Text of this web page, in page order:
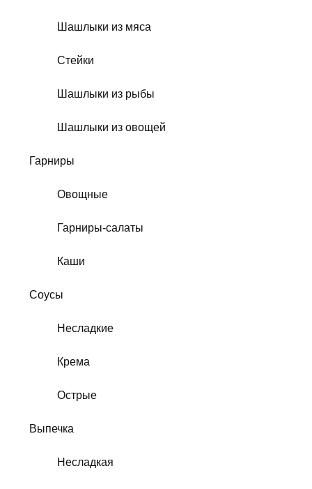
Шашлыки из мяса
Стейки
Шашлыки из рыбы
Шашлыки из овощей
Гарниры
Овощные
Гарниры-салаты
Каши
Соусы
Несладкие
Крема
Острые
Выпечка
Несладкая